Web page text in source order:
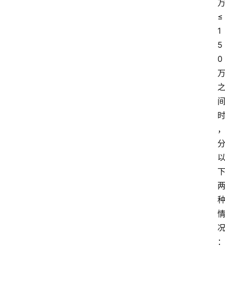
万
≤
1
5
0
万
之
间
时
，
分
以
下
两
种
情
况
：